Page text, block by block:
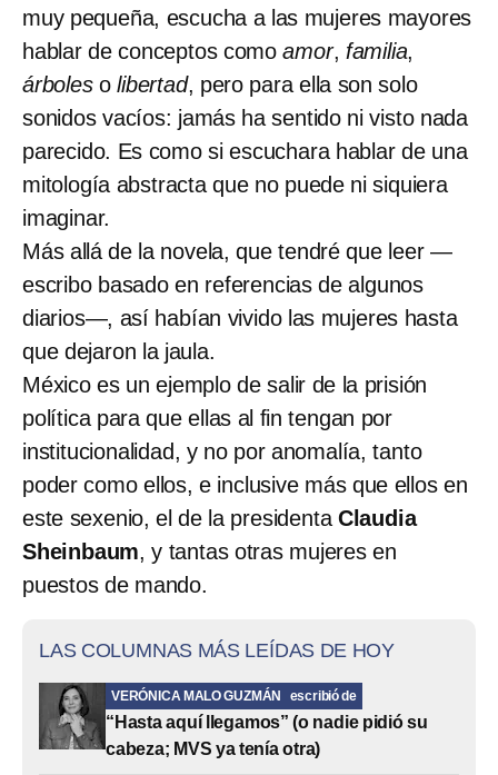
muy pequeña, escucha a las mujeres mayores
hablar de conceptos comoamor, familia,
árbolesolibertad, pero para ella son solo
sonidos vacíos: jamás ha sentido ni visto nada
parecido. Es como si escuchara hablar de una
mitología abstracta que no puede ni siquiera
imaginar.
Más allá de la novela, que tendré que leer —
escribo basado en referencias de algunos
diarios—, así habían vivido las mujeres hasta
que dejaron la jaula.
México es un ejemplo de salir de la prisión
política para que ellas al fin tengan por
institucionalidad, y no por anomalía, tanto
poder como ellos, e inclusive más que ellos en
este sexenio, el de la presidenta Claudia
Sheinbaum, y tantas otras mujeres en
puestos de mando.
LAS COLUMNAS MÁS LEÍDAS DE HOY
VERÓNICA MALO GUZMÁN escribió de
“Hasta aquí llegamos” (o nadie pidió su
cabeza; MVS ya tenía otra)